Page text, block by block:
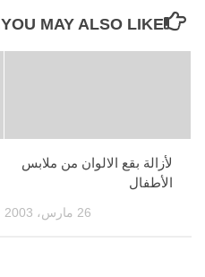
YOU MAY ALSO LIKE...
لأزالة بقع الالوان من ملابس
الأطفال
26 مارس، 2003